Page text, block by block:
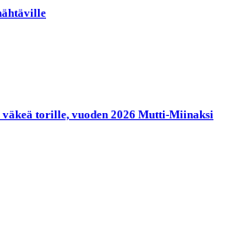
torille, vuoden 2026 Mutti-Miinaksi